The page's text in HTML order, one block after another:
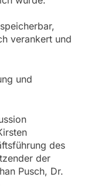
verankert und
und
des
der
Pusch, Dr.